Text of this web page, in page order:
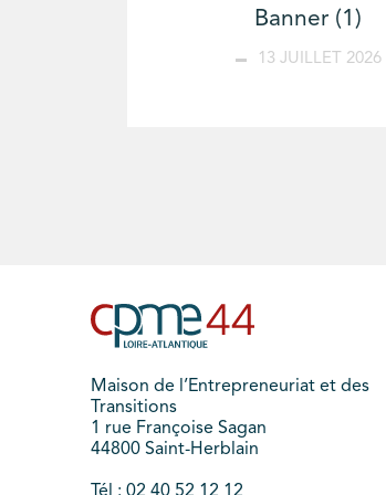
Banner (1)
13 JUILLET 2026
Maison de l’Entrepreneuriat et des
Transitions
1 rue Françoise Sagan
44800 Saint-Herblain
Tél : 02 40 52 12 12